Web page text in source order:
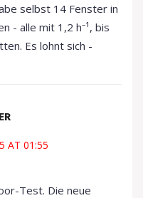
selbst 14 Fenster in
- alle mit 1,2 h⁻¹, bis
Es lohnt sich -
AT 01:55
Test. Die neue